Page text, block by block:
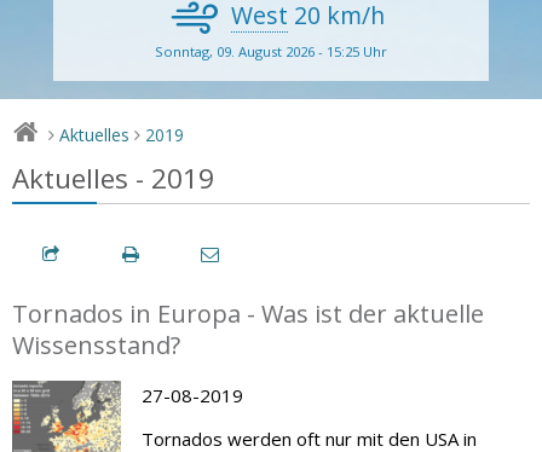
West 20 km/h
Sonntag, 09. August 2026 - 15:25 Uhr
> Aktuelles > 2019
Aktuelles - 2019
Tornados in Europa - Was ist der aktuelle
Wissensstand?
27-08-2019
Tornados werden oft nur mit den USA in